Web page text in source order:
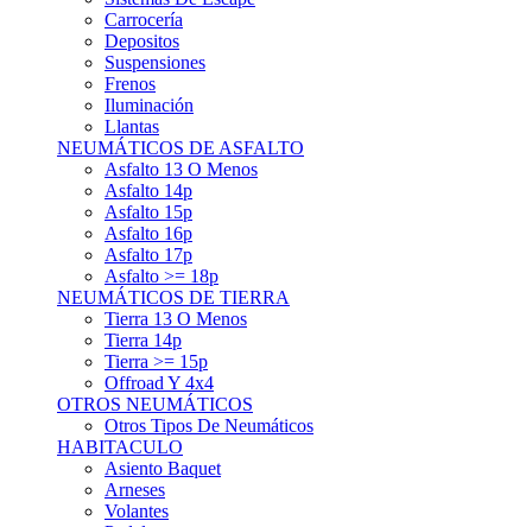
Depositos
Suspensiones
Frenos
Iluminación
Llantas
NEUMÁTICOS DE ASFALTO
Asfalto 13 O Menos
Asfalto 14p
Asfalto 15p
Asfalto 16p
Asfalto 17p
Asfalto >= 18p
NEUMÁTICOS DE TIERRA
Tierra 13 O Menos
Tierra 14p
Tierra >= 15p
Offroad Y 4x4
OTROS NEUMÁTICOS
Otros Tipos De Neumáticos
HABITACULO
Asiento Baquet
Arneses
Volantes
Pedales